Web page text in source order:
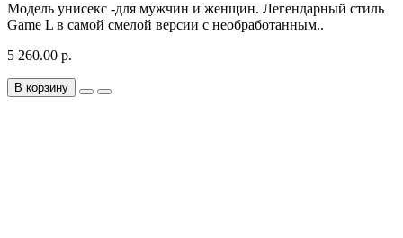
Модель унисекс -для мужчин и женщин. Легендарный стиль
Game L в самой смелой версии с необработанным..
5 260.00 р.
В корзину